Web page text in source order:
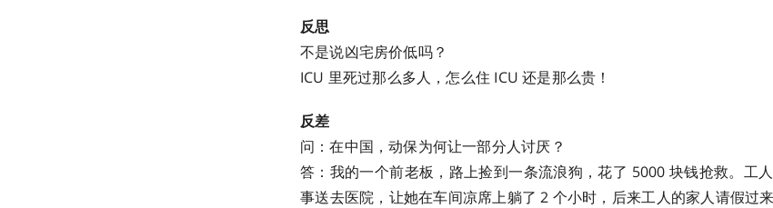
反思
不是说凶宅房价低吗？
ICU 里死过那么多人，怎么住 ICU 还是那么贵！
反差
问：在中国，动保为何让一部分人讨厌？
答：我的一个前老板，路上捡到一条流浪狗，花了 5000 块钱抢救。工
事送去医院，让她在车间凉席上躺了 2 个小时，后来工人的家人请假过